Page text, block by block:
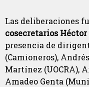
Las deliberaciones
cosecretarios
presencia de
(Camioneros),
Martínez (UOCRA),
Amadeo Genta